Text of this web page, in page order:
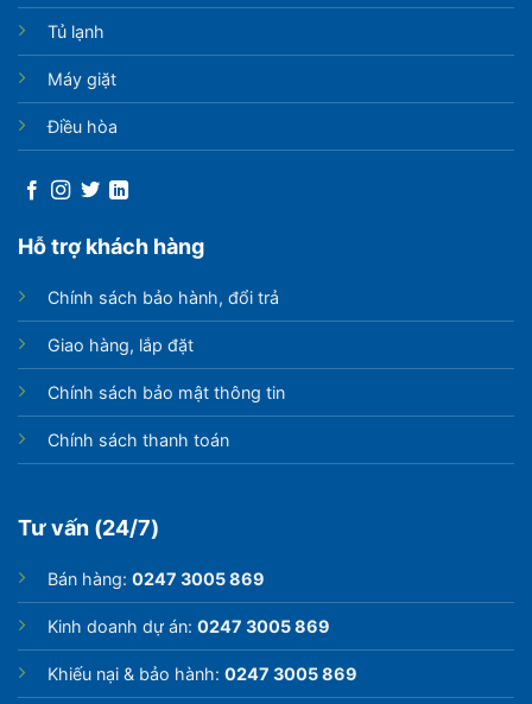
Tủ lạnh
Máy giặt
Điều hòa
Hỗ trợ khách hàng
Chính sách bảo hành, đổi trả
Giao hàng, lắp đặt
Chính sách bảo mật thông tin
Chính sách thanh toán
Tư vấn (24/7)
Bán hàng: 0247 3005 869
Kinh doanh dự án: 0247 3005 869
Khiếu nại & bảo hành: 0247 3005 869